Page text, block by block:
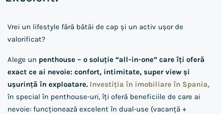
Vrei un lifestyle fără bătăi de cap și un activ ușor de
valorificat?
Alege un penthouse – o soluție “all-in-one” care îți oferă
exact ce ai nevoie: confort, intimitate, super view și
ușurință în exploatare. Investiția în imobiliare în Spania,
în special în penthouse-uri, îți oferă beneficiile de care ai
nevoie: funcționează excelent în dual-use (vacanță +